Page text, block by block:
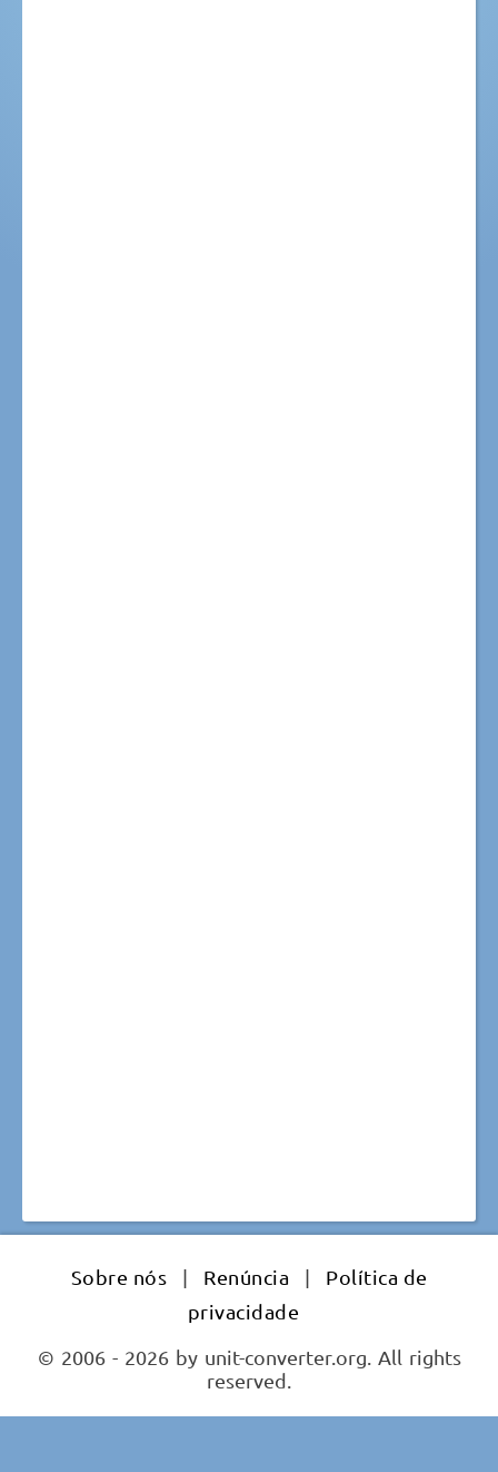
Sobre nós | Renúncia |
Política de
privacidade
© 2006 - 2026 by unit-converter.org. All rights
reserved.